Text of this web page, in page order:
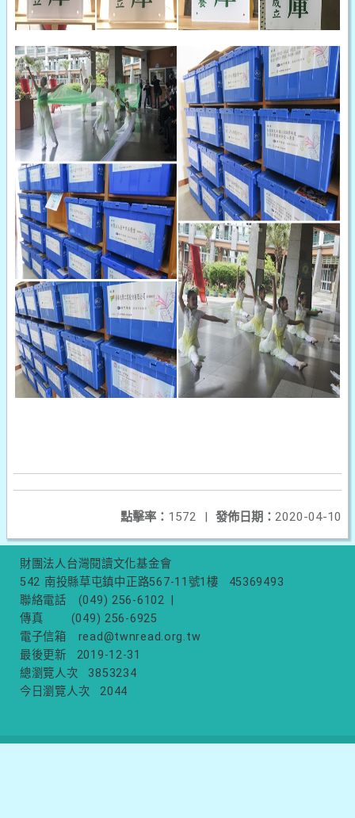
發佈日期： 2020-04-10
點擊率： 1572 |
財團法人台灣閱讀文化基金會
542 南投縣草屯鎮中正路567-11號1樓
45369493
聯絡電話
(049) 256-6102
傳真
(049) 256-6925
電子信箱
read@twnread.org.tw
最後更新
2019-12-31
總瀏覽人次
3853234
今日瀏覽人次
2044